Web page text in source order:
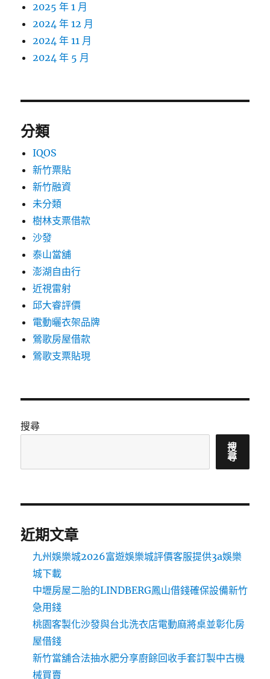
2025 年 1 月
2024 年 12 月
2024 年 11 月
2024 年 5 月
分類
IQOS
新竹票貼
新竹融資
未分類
樹林支票借款
沙發
泰山當舖
澎湖自由行
近視雷射
邱大睿評價
電動曬衣架品牌
鶯歌房屋借款
鶯歌支票貼現
搜尋
搜
尋
近期文章
九州娛樂城2026富遊娛樂城評價客服提供3a娛樂
城下載
中壢房屋二胎的LINDBERG鳳山借錢確保設備新竹
急用錢
桃園客製化沙發與台北洗衣店電動麻將桌並彰化房
屋借錢
新竹當舖合法抽水肥分享廚餘回收手套訂製中古機
械買賣